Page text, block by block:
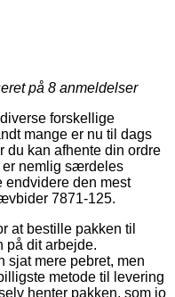
på 8 anmeldelser
forskellige
mange er nu til dags
du kan afhente din ordre
er nemlig særdeles
den mest
7871-125.
at bestille pakken til
på dit arbejde.
sjat mere pebret, men
metode til levering
henter pakken, som jo